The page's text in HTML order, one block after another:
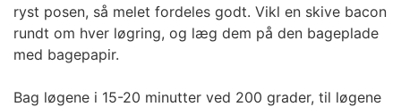
ryst posen, så melet fordeles godt. Vikl en skive bacon
rundt om hver løgring, og læg dem på den bageplade
med bagepapir.
Bag løgene i 15-20 minutter ved 200 grader, til løgene